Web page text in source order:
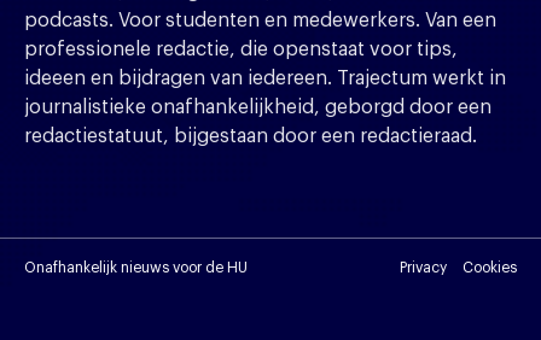
podcasts. Voor studenten en medewerkers. Van een
professionele redactie, die openstaat voor tips,
ideeen en bijdragen van iedereen. Trajectum werkt in
journalistieke onafhankelijkheid, geborgd door een
redactiestatuut, bijgestaan door een redactieraad.
Onafhankelijk nieuws voor de HU Privacy Cookies